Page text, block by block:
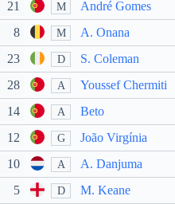
21 M André Gomes
8 M A. Onana
23 D S. Coleman
28 A Youssef Chermiti
14 A Beto
12 G
João Virgínia
10
A
A. Danjuma
5
D
M. Keane